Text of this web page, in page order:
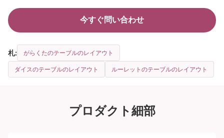
今すぐ問い合わせ
札: がらくたのテーブルのレイアウト
ダイスのテーブルのレイアウト ルーレットのテーブルのレイアウト
プロダクト細部